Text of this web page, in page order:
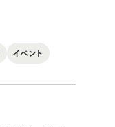
イベント